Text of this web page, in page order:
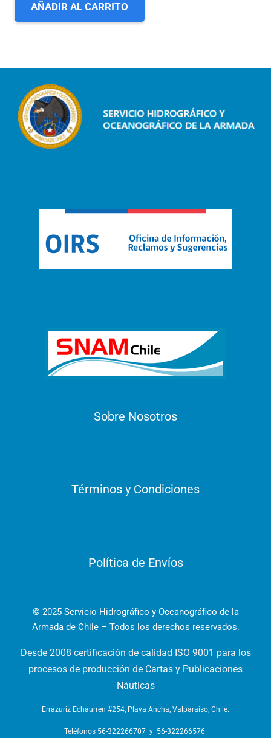
AÑADIR AL CARRITO
Sobre Nosotros
Términos y Condiciones
Política de Envíos
© 2025 Servicio Hidrográfico y Oceanográfico de la
Armada de Chile – Todos los derechos reservados.
Desde 2008 certificación de calidad ISO 9001 para los
procesos de producción de Cartas y Publicaciones
Náuticas
Errázuriz Echaurren #254, Playa Ancha, Valparaíso, Chile.
Teléfonos 56-322266707 y 56-322266576